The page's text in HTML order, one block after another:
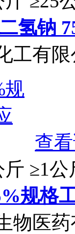
氢钠
工有
查
斤 ≥1公
规格
物医